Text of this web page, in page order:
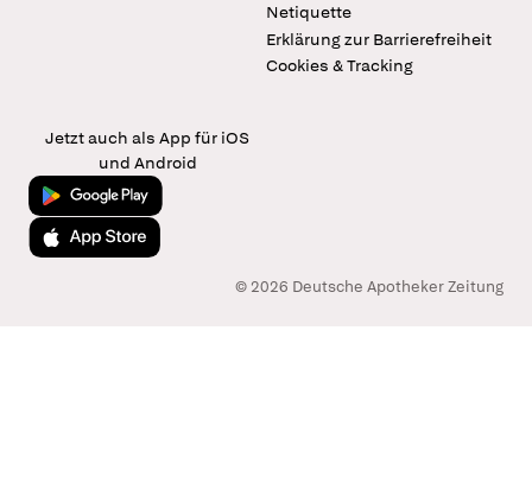
Netiquette
Erklärung zur Barrierefreiheit
Cookies & Tracking
Jetzt auch als App für iOS
und Android
Jetzt bei Google Play
Laden im App Store
© 2026 Deutsche Apotheker Zeitung